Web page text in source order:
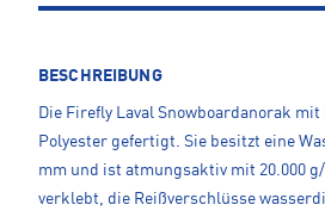
BESCHREIBUNG
Die Firefly Laval Snowboardanorak mit
Polyester gefertigt. Sie besitzt eine
mm und ist atmungsaktiv mit 20.000
verklebt, die Reißverschlüsse